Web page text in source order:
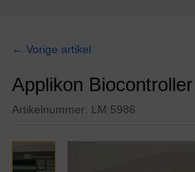
← Vorige artikel
Applikon Biocontroller
Artikelnummer: LM 5986